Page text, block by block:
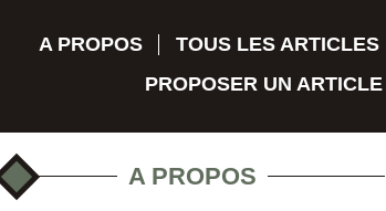
A PROPOS
TOUS LES ARTICLES
PROPOSER UN ARTICLE
A PROPOS